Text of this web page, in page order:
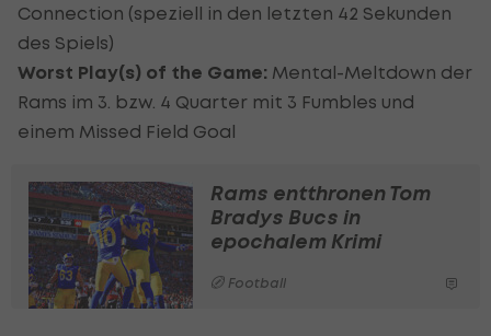
Connection (speziell in den letzten 42 Sekunden
des Spiels)
Worst Play(s) of the Game: Mental-Meltdown der
Rams im 3. bzw. 4 Quarter mit 3 Fumbles und
einem Missed Field Goal
Rams entthronen Tom
Bradys Bucs in
epochalem Krimi
Football